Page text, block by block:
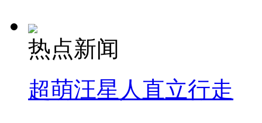
热点新闻
超萌汪星人直立行走